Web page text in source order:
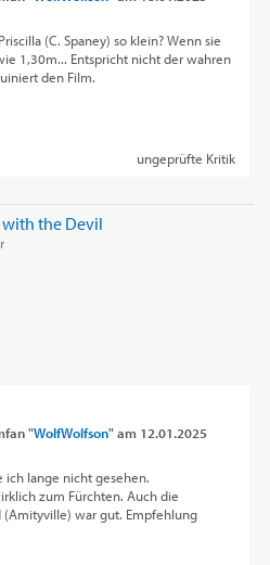
(C. Spaney) so klein? Wenn sie
1,30m... Entspricht nicht der wahren
den Film.
ungeprüfte Kritik
the Devil
"WolfWolfson"am 12.01.2025
ich lange nicht gesehen.
zum Fürchten. Auch die
(Amityville) war gut. Empfehlung